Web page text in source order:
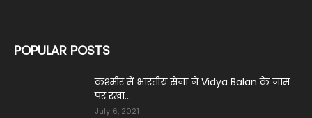
POPULAR POSTS
कश्मीर में भारतीय सेना ने Vidya Balan के नाम
पर रखा...
July 6, 2021